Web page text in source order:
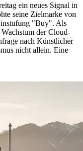
ein neues Signal in
seine Zielmarke von
"Buy". Als
der Cloud-
nach Künstlicher
nicht allein. Eine